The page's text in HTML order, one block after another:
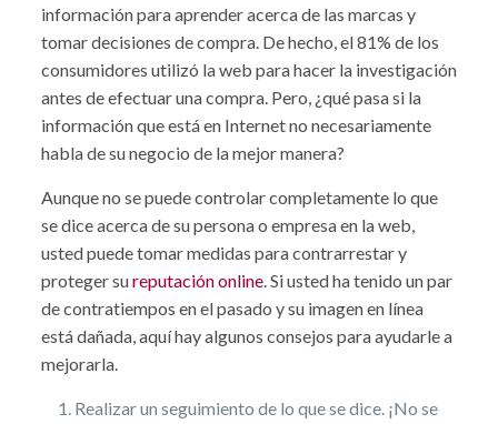
información para aprender acerca de las marcas y
tomar decisiones de compra. De hecho, el 81% de los
consumidores utilizó la web para hacer la investigación
antes de efectuar una compra. Pero, ¿qué pasa si la
información que está en Internet no necesariamente
habla de su negocio de la mejor manera?
Aunque no se puede controlar completamente lo que
se dice acerca de su persona o empresa en la web,
usted puede tomar medidas para contrarrestar y
proteger sureputación online. Si usted ha tenido un par
de contratiempos en el pasado y su imagen en línea
está dañada, aquí hay algunos consejos para ayudarle a
mejorarla.
Realizar un seguimiento de lo que se dice. ¡No se